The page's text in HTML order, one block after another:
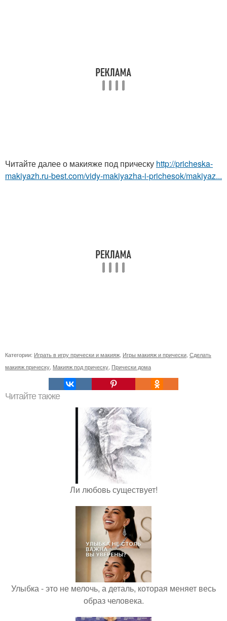
Читайте далее о макияже под прическу http://pricheska-
makiyazh.ru-best.com/vidy-makiyazha-i-prichesok/makiyaz...
Категории: Играть в игру прически и макияж Игры макияж и прически Сделать
макияж прическу Макияж под прическу Прически дома
Читайте также
Ли любовь существует!
Улыбка - это не мелочь, а деталь, которая меняет весь
образ человека.